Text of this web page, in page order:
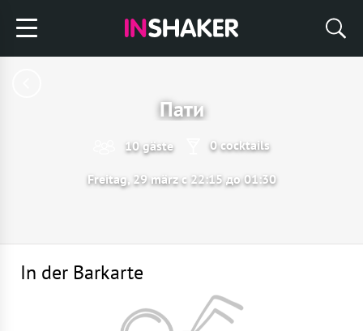
Пати
10 gäste 0 cocktails
Freitag, 29 märz с 22:15 до 01:30
In der Barkarte